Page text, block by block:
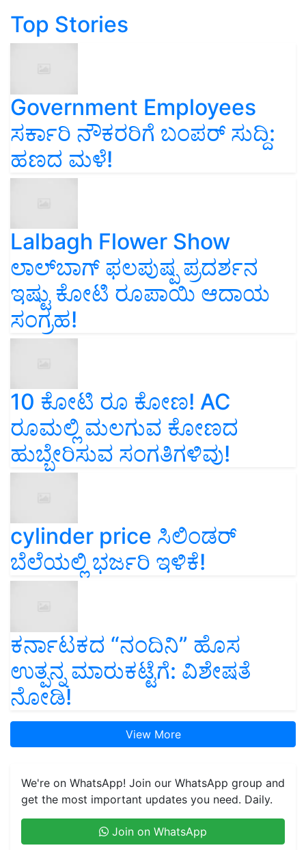
Top Stories
Government Employees
ಸರ್ಕಾರಿ ನೌಕರರಿಗೆ ಬಂಪರ್‌ ಸುದ್ದಿ:
ಹಣದ ಮಳೆ!
Lalbagh Flower Show
ಲಾಲ್‌ಬಾಗ್ ಫಲಪುಷ್ಪ ಪ್ರದರ್ಶನ
ಇಷ್ಟು ಕೋಟಿ ರೂಪಾಯಿ ಆದಾಯ
ಸಂಗ್ರಹ!
10 ಕೋಟಿ ರೂ ಕೋಣ! AC
ರೂಮಲ್ಲಿ ಮಲಗುವ ಕೋಣದ
ಹುಬ್ಬೇರಿಸುವ ಸಂಗತಿಗಳಿವು!
cylinder price ಸಿಲಿಂಡರ್‌
ಬೆಲೆಯಲ್ಲಿ ಭರ್ಜರಿ ಇಳಿಕೆ!
ಕರ್ನಾಟಕದ “ನಂದಿನಿ” ಹೊಸ
ಉತ್ಪನ್ನ ಮಾರುಕಟ್ಟೆಗೆ: ವಿಶೇಷತೆ
ನೋಡಿ!
View More
We're on WhatsApp! Join our WhatsApp group and
get the most important updates you need. Daily.
Join on WhatsApp